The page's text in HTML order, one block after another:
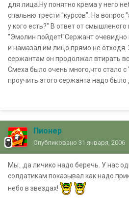
для лица.Ну понятно крема у него
спальню трести "курсов". На вопрос
у кого есть?" В ответ от
"Эмолин пойдет!"Сержант очевидно
и намазал им лицо прямо не отходя.
сержантам он продолжал втирать
Смеха было очень много,что стало с
проучить этого сержанта надо было
Пионер
Опубликовано 31 января, 2006
Мы...да личико надо беречь. У нас
солдатикам показывал как надо
небо в звездах!